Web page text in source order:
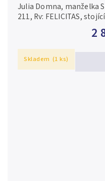
2
Julia Domna, manželka
211, Rv: FELICITAS,
a žezlo, RIC.551 (Sept.
Skladem (1 ks)